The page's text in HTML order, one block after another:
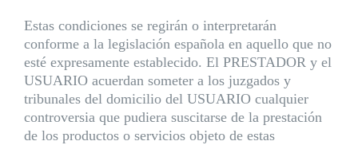
Estas condiciones se regirán o interpretarán
conforme a la legislación española en aquello que no
esté expresamente establecido. El PRESTADOR y el
USUARIO acuerdan someter a los juzgados y
tribunales del domicilio del USUARIO cualquier
controversia que pudiera suscitarse de la prestación
de los productos o servicios objeto de estas